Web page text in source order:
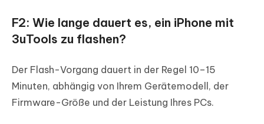
F2: Wie lange dauert es, ein iPhone mit
3uTools zu flashen?
Der Flash-Vorgang dauert in der Regel 10–15
Minuten, abhängig von Ihrem Gerätemodell, der
Firmware-Größe und der Leistung Ihres PCs.